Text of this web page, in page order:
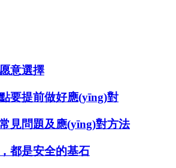
意選擇
要提前做好應(yīng)對
見問題及應(yīng)對方法
都是安全的基石